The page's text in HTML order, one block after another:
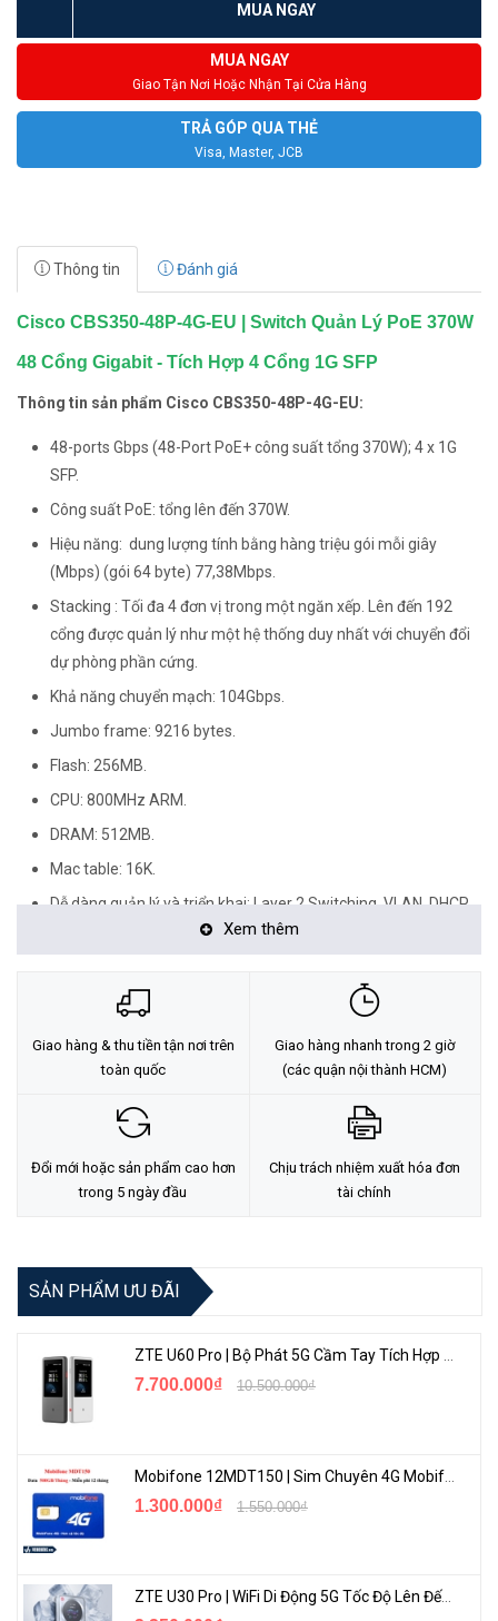
MUA NGAY
MUA NGAY
Giao Tận Nơi Hoặc Nhận Tại Cửa Hàng
TRẢ GÓP QUA THẺ
Visa, Master, JCB
Thông tin Đánh giá
Cisco CBS350-48P-4G-EU | Switch Quản Lý PoE 370W
48 Cổng Gigabit - Tích Hợp 4 Cổng 1G SFP
Thông tin sản phẩm Cisco CBS350-48P-4G-EU:
48-ports Gbps (48-Port PoE+ công suất tổng 370W); 4 x 1G
SFP.
Công suất PoE: tổng lên đến 370W.
Hiệu năng: dung lượng tính bằng hàng triệu gói mỗi giây
(Mbps) (gói 64 byte) 77,38Mbps.
Stacking : Tối đa 4 đơn vị trong một ngăn xếp. Lên đến 192
cổng được quản lý như một hệ thống duy nhất với chuyển đổi
dự phòng phần cứng.
Khả năng chuyển mạch: 104Gbps.
Jumbo frame: 9216 bytes.
Flash: 256MB.
CPU: 800MHz ARM.
DRAM: 512MB.
Mac table: 16K.
Dễ dàng quản lý và triển khai: Layer 2 Switching, VLAN, DHCP,
IGMP, Layer 3, Stacking, Security, Private VLAN, Quality of
Service, High Reliability and Resiliency; Strong Security; IPv6
Support; Advanced Layer 3 Traffic Management; Compact
Design; Power Efficiency; Peace of Mind and Investment
Protection.
Xem thêm
Giao hàng & thu tiền tận nơi trên
toàn quốc
Giao hàng nhanh trong 2 giờ
(các quận nội thành HCM)
Đổi mới hoặc sản phẩm cao hơn
trong 5 ngày đầu
Chịu trách nhiệm xuất hóa đơn
tài chính
SẢN PHẨM ƯU ĐÃI
ZTE U60 Pro | Bộ Phát 5G Cầm Tay Tích Hợp Công Nghệ WiFi 7, Pin 10000mAh
7.700.000₫ 10.500.000₫
1.300.000₫ 1.550.000₫
ZTE U30 Pro | WiFi Di Động 5G Tốc Độ Lên Đến 500Mbps, Màn Hình Cảm Ứng